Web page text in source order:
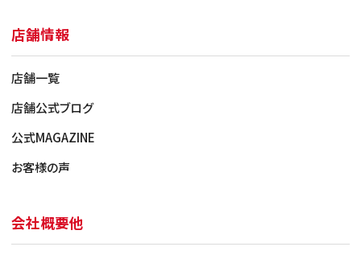
店舗情報
店舗一覧
店舗公式ブログ
公式MAGAZINE
お客様の声
会社概要他